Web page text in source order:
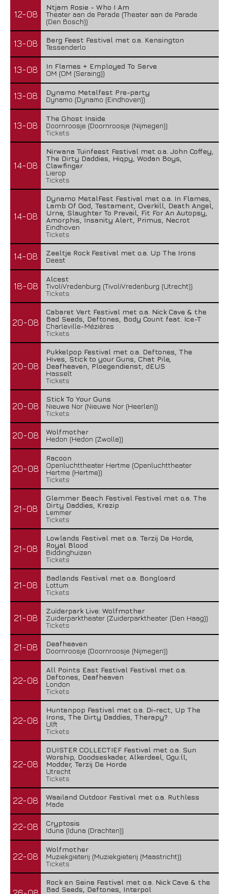
12-08
Ntjam Rosie - Who I Am
Theater aan de Parade (Theater aan de Parade
(Den Bosch))
13-08
Berg Feest Festival met o.a. Kensington
Tessenderlo
13-08
In Flames + Employed To Serve
OM (OM (Seraing))
13-08
Dynamo Metalfest Pre-party
Dynamo (Dynamo (Eindhoven))
13-08
The Ghost Inside
Doornroosje (Doornroosje (Nijmegen))
Tickets
14-08
Nirwana Tuinfeest Festival met o.a. John Coffey,
The Dirty Daddies, Hiqpy, Wodan Boys,
Clawfinger
Lierop
Tickets
14-08
Dynamo MetalFest Festival met o.a. In Flames,
Lamb Of God, Testament, Overkill, Death Angel,
Urne, Slaughter To Prevail, Fit For An Autopsy,
Amorphis, Insanity Alert, Primus, Necrot
Eindhoven
Tickets
14-08
Zeeltje Rock Festival met o.a. Up The Irons
Deest
18-08
Alcest
TivoliVredenburg (TivoliVredenburg (Utrecht))
Tickets
20-08
Cabaret Vert Festival met o.a. Nick Cave & the
Bad Seeds, Deftones, Body Count feat. Ice-T
Charleville-Mézières
Tickets
20-08
Pukkelpop Festival met o.a. Deftones, The
Hives, Stick to your Guns, Chat Pile,
Deafheaven, Ploegendienst, dEUS
Hasselt
Tickets
20-08
Stick To Your Guns
Nieuwe Nor (Nieuwe Nor (Heerlen))
Tickets
20-08
Wolfmother
Hedon (Hedon (Zwolle))
20-08
Racoon
Openluchttheater Hertme (Openluchttheater
Hertme (Hertme))
Tickets
21-08
Glemmer Beach Festival Festival met o.a. The
Dirty Daddies, Krezip
Lemmer
Tickets
21-08
Lowlands Festival met o.a. Terzij De Horde,
Royal Blood
Biddinghuizen
Tickets
21-08
Badlands Festival met o.a. Bongloard
Lottum
Tickets
21-08
Zuiderpark Live: Wolfmother
Zuiderparktheater (Zuiderparktheater (Den Haag))
Tickets
21-08
Deafheaven
Doornroosje (Doornroosje (Nijmegen))
22-08
All Points East Festival Festival met o.a.
Deftones, Deafheaven
London
Tickets
22-08
Huntenpop Festival met o.a. Di-rect, Up The
Irons, The Dirty Daddies, Therapy?
Ulft
Tickets
22-08
DUISTER COLLECTIEF Festival met o.a. Sun
Worship, Doodseskader, Alkerdeel, Ggu:ll,
Modder, Terzij De Horde
Utrecht
Tickets
22-08
Waailand Outdoor Festival met o.a. Ruthless
Made
22-08
Cryptosis
Iduna (Iduna (Drachten))
22-08
Wolfmother
Muziekgieterij (Muziekgieterij (Maastricht))
Tickets
Rock en Seine Festival met o.a. Nick Cave & the
Bad Seeds, Deftones, Interpol